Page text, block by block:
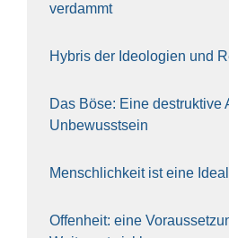
ver­dammt
Hybris der Ideo­lo­gien und
Das Böse: Eine destruk­ti­ve
Unbe­wusst­sein
Mensch­lich­keit ist eine
Offen­heit: eine